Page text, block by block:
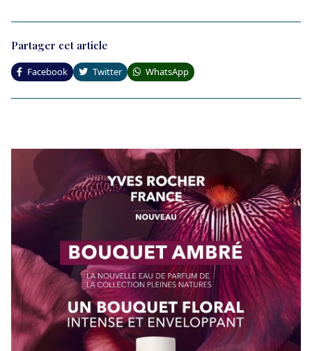
Partager cet article
Facebook Twitter WhatsApp